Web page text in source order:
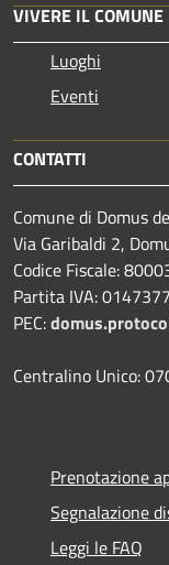
VIVERE IL COMUNE
Luoghi
Eventi
CONTATTI
Comune di Domus
Via Garibaldi 2,
Codice Fiscale:
Partita IVA:
PEC:
Centralino Unico:
Prenotazione
Segnalazione
Leggi le FAQ